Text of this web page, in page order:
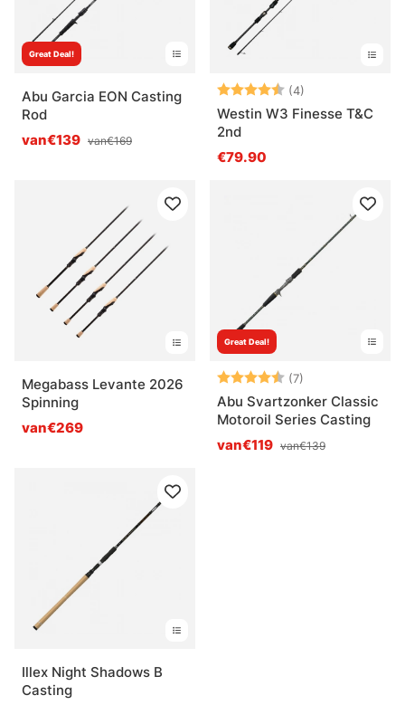
Great Deal!
Abu Garcia EON Casting
Rod
van€139 van€169
Beoordeling:
(4)
Westin W3 Finesse T&C
2nd
€79.90
Megabass Levante 2026
Spinning
van€269
Great Deal!
Beoordeling:
(7)
Abu Svartzonker Classic
Motoroil Series Casting
van€119 van€139
Illex Night Shadows B
Casting